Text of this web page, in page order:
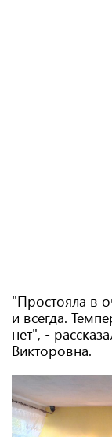
"Простояла в
и всегда.
нет", -
Викторовна.